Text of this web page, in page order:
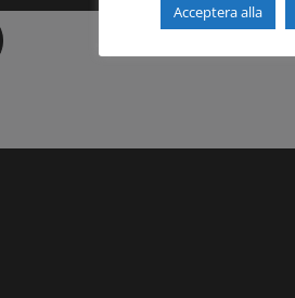
Acceptera alla